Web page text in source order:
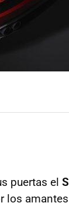
puertas el
los